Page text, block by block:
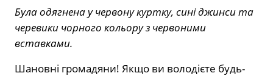
Була одягнена у червону куртку, сині джинси та
черевики чорного кольору з червоними
вставками.
Шановні громадяни! Якщо ви володієте будь-